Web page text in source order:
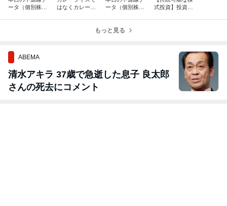
ータ（個別株統
はなくカレーキ
ータ（個別株統
式投資】投資手
もっと見る
ABEMA
清水アキラ 37歳で急逝した息子 良太郎
さんの死去にコメント